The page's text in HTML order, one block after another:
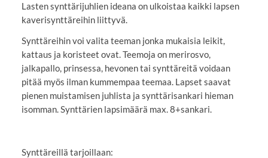
Lasten synttärijuhlien ideana on ulkoistaa kaikki lapsen
kaverisynttäreihin liittyvä.
Synttäreihin voi valita teeman jonka mukaisia leikit,
kattaus ja koristeet ovat. Teemoja on merirosvo,
jalkapallo, prinsessa, hevonen tai synttäreitä voidaan
pitää myös ilman kummempaa teemaa. Lapset saavat
pienen muistamisen juhlista ja synttärisankari hieman
isomman. Synttärien lapsimäärä max. 8+sankari.
Synttäreillä tarjoillaan: